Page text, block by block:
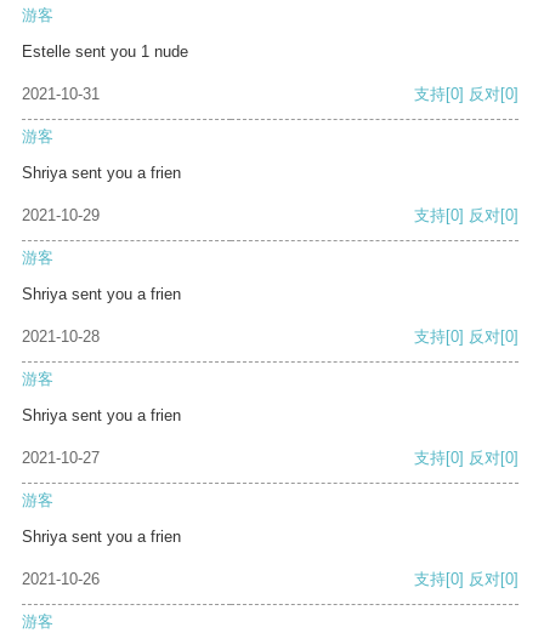
游客
Estelle sent you 1 nude
2021-10-31 支持[0] 反对[0]
游客
Shriya sent you a frien
2021-10-29 支持[0] 反对[0]
游客
Shriya sent you a frien
2021-10-28 支持[0] 反对[0]
游客
Shriya sent you a frien
2021-10-27 支持[0] 反对[0]
游客
Shriya sent you a frien
2021-10-26 支持[0] 反对[0]
游客